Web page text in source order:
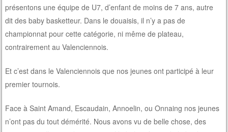
présentons une équipe de U7, d’enfant de moins de 7 ans, autre
dit des baby basketteur. Dans le douaisis, il n’y a pas de
championnat pour cette catégorie, ni même de plateau,
contrairement au Valenciennois.
Et c’est dans le Valenciennois que nos jeunes ont participé à leur
premier tournois.
Face à Saint Amand, Escaudain, Annoelin, ou Onnaing nos jeunes
n’ont pas du tout démérité. Nous avons vu de belle chose, des